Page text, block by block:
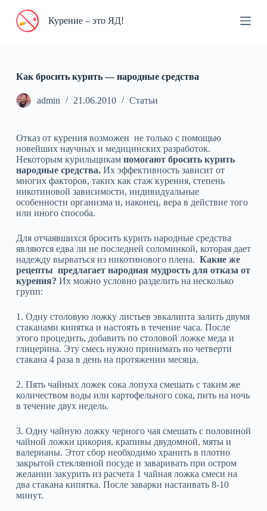
П
и
Курение – это ЯД!
Как бросить курить — народные средства
admin 21.06.2010 Статьи
Отказ от курения возможен не только с помощью
новейших научных и медицинских разработок.
Некоторым курильщикам помогают бросить курить
народные средства.Их эффективность зависит от
многих факторов, таких как стаж курения, степень
никотиновой зависимости, индивидуальные
особенности организма и, наконец, вера в действие того
или иного способа.
Для отчаявшихся бросить курить народные средства
являются едва ли не последней соломинкой, которая дает
надежду вырваться из никотинового плена. Какие же
рецепты предлагает народная мудрость для отказа от
курения? Их можно условно разделить на несколько
групп:
1. Одну столовую ложку листьев эвкалипта залить двумя
стаканами кипятка и настоять в течение часа. После
этого процедить, добавить по столовой ложке меда и
глицерина. Эту смесь нужно принимать по четверти
стакана 4 раза в день на протяжении месяца.
2. Пять чайных ложек сока лопуха смешать с таким же
количеством воды или картофельного сока, пить на ночь
в течение двух недель.
3. Одну чайную ложку черного чая смешать с половиной
чайной ложки цикория, крапивы двудомной, мяты и
валерианы. Этот сбор необходимо хранить в плотно
закрытой стеклянной посуде и заваривать при остром
желании закурить из расчета 1 чайная ложка смеси на
два стакана кипятка. После заварки настаивать 8-10
минут.